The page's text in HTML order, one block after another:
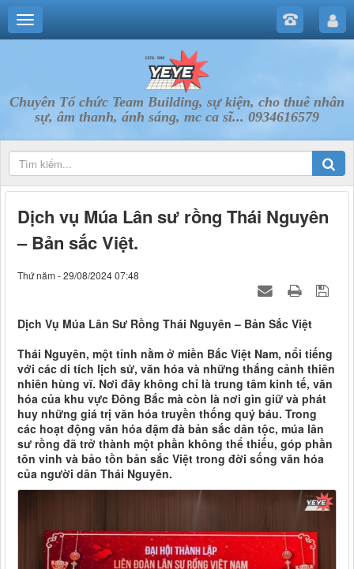
Chuyên Tổ chức Team Building, sự kiện, cho thuê nhân
sự, âm thanh, ánh sáng, mc ca sĩ... 0934616579
Dịch vụ Múa Lân sư rồng Thái Nguyên
– Bản sắc Việt.
Thứ năm - 29/08/2024 07:48
Dịch Vụ Múa Lân Sư Rồng Thái Nguyên – Bản Sắc Việt
Thái Nguyên, một tỉnh nằm ở miền Bắc Việt Nam, nổi tiếng
với các di tích lịch sử, văn hóa và những thắng cảnh thiên
nhiên hùng vĩ. Nơi đây không chỉ là trung tâm kinh tế, văn
hóa của khu vực Đông Bắc mà còn là nơi gìn giữ và phát
huy những giá trị văn hóa truyền thống quý báu. Trong
các hoạt động văn hóa đậm đà bản sắc dân tộc, múa lân
sư rồng đã trở thành một phần không thể thiếu, góp phần
tôn vinh và bảo tồn bản sắc Việt trong đời sống văn hóa
của người dân Thái Nguyên.